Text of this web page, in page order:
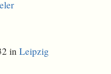
inLeipzig